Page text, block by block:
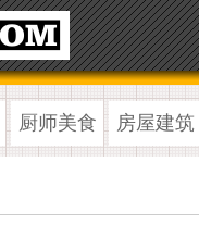
厨师美食 房屋建筑